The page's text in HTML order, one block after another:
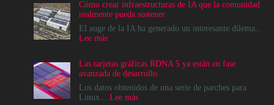
Cómo crear infraestructuras de IA que la comunidad
realmente pueda sostener
El auge de la IA ha generado un interesante dilema...
Lee más:
infraestructuras
de
IA
que
Las tarjetas gráficas RDNA 5 ya están en fase
avanzada de desarrollo
Los datos obtenidos de una serie de parches para
Linux... Lee más: